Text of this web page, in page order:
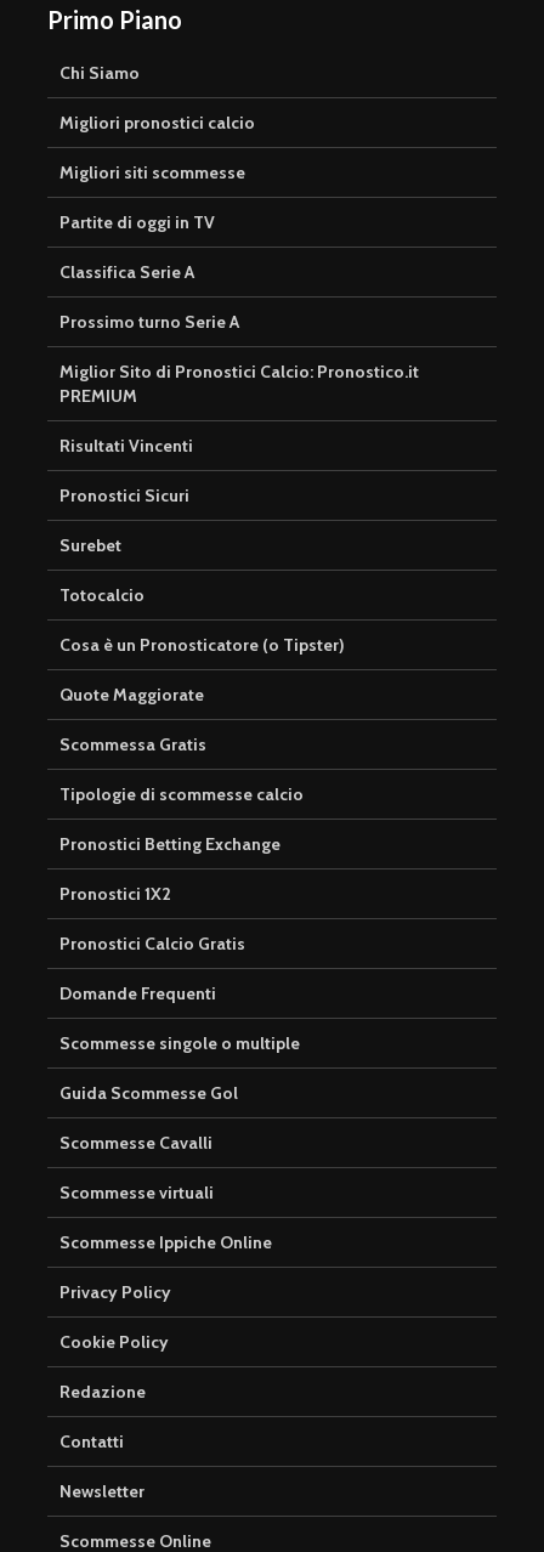
Primo Piano
Chi Siamo
Migliori pronostici calcio
Migliori siti scommesse
Partite di oggi in TV
Classifica Serie A
Prossimo turno Serie A
Miglior Sito di Pronostici Calcio: Pronostico.it
PREMIUM
Risultati Vincenti
Pronostici Sicuri
Surebet
Totocalcio
Cosa è un Pronosticatore (o Tipster)
Quote Maggiorate
Scommessa Gratis
Tipologie di scommesse calcio
Pronostici Betting Exchange
Pronostici 1X2
Pronostici Calcio Gratis
Domande Frequenti
Scommesse singole o multiple
Guida Scommesse Gol
Scommesse Cavalli
Scommesse virtuali
Scommesse Ippiche Online
Privacy Policy
Cookie Policy
Redazione
Contatti
Newsletter
Scommesse Online